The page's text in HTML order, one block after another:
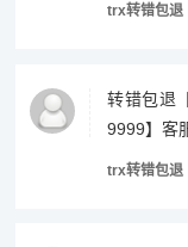
trx转错包退
转错包退
9999】客
trx转错包退